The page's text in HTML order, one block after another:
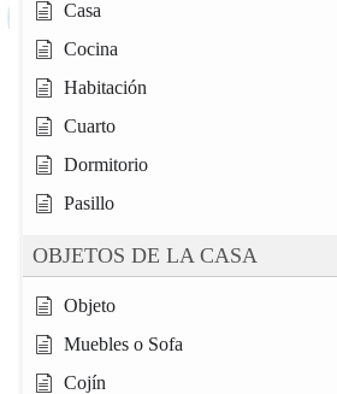
Casa
Cocina
Habitación
Cuarto
Dormitorio
Pasillo
OBJETOS DE LA CASA
Objeto
Muebles o Sofa
Cojín